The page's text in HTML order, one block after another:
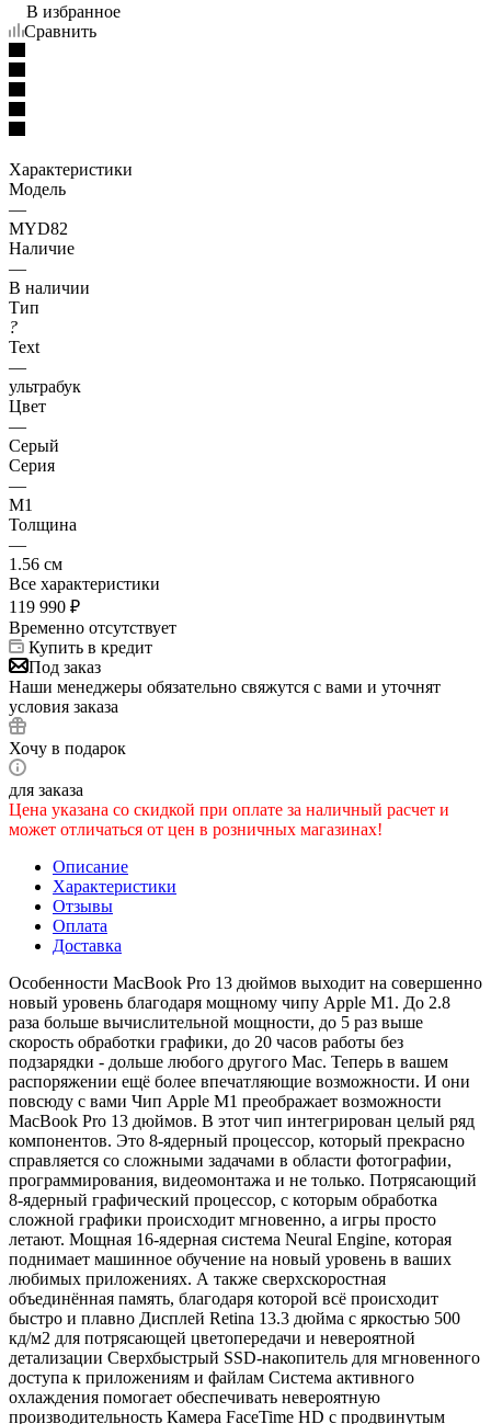
В избранное
Сравнить
Характеристики
Модель
—
MYD82
Наличие
—
В наличии
Тип
?
Text
—
ультрабук
Цвет
—
Серый
Серия
—
M1
Толщина
—
1.56 см
Все характеристики
119 990 ₽
Временно отсутствует
Купить в кредит
Под заказ
Наши менеджеры обязательно свяжутся с вами и уточнят
условия заказа
Хочу в подарок
для заказа
Цена указана со скидкой при оплате за наличный расчет и
может отличаться от цен в розничных магазинах!
Описание
Характеристики
Отзывы
Оплата
Доставка
Особенности MacBook Pro 13 дюймов выходит на совершенно
новый уровень благодаря мощному чипу Apple M1. До 2.8
раза больше вычислительной мощности, до 5 раз выше
скорость обработки графики, до 20 часов работы без
подзарядки - дольше любого другого Mac. Теперь в вашем
распоряжении ещё более впечатляющие возможности. И они
повсюду с вами Чип Apple M1 преображает возможности
MacBook Pro 13 дюймов. В этот чип интегрирован целый ряд
компонентов. Это 8‑ядерный процессор, который прекрасно
справляется со сложными задачами в области фотографии,
программирования, видеомонтажа и не только. Потрясающий
8‑ядерный графический процессор, с которым обработка
сложной графики происходит мгновенно, а игры просто
летают. Мощная 16‑ядерная система Neural Engine, которая
поднимает машинное обучение на новый уровень в ваших
любимых приложениях. А также сверхскоростная
объединённая память, благодаря которой всё происходит
быстро и плавно Дисплей Retina 13.3 дюйма с яркостью 500
кд/м2 для потрясающей цветопередачи и невероятной
детализации Сверхбыстрый SSD‑накопитель для мгновенного
доступа к приложениям и файлам Система активного
охлаждения помогает обеспечивать невероятную
производительность Камера FaceTime HD с продвинутым